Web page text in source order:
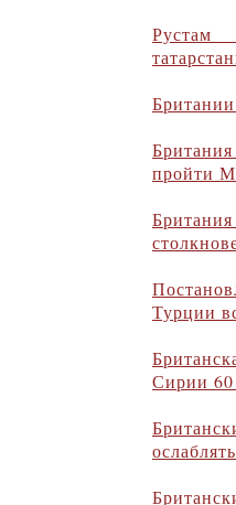
Рустам
пройти
Турции
Сирии 60